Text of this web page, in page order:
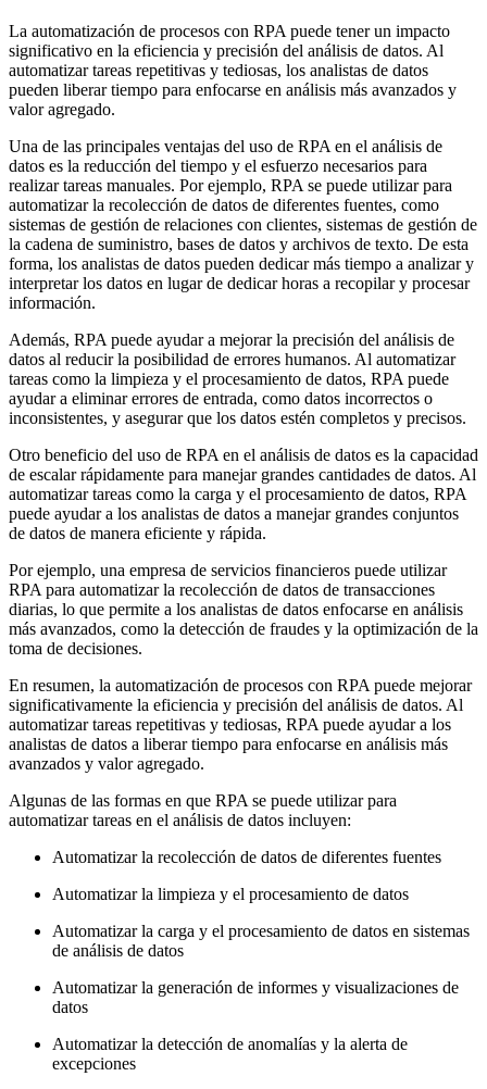
La automatización de procesos con RPA puede tener un impacto
significativo en la eficiencia y precisión del análisis de datos. Al
automatizar tareas repetitivas y tediosas, los analistas de datos
pueden liberar tiempo para enfocarse en análisis más avanzados y
valor agregado.
Una de las principales ventajas del uso de RPA en el análisis de
datos es la reducción del tiempo y el esfuerzo necesarios para
realizar tareas manuales. Por ejemplo, RPA se puede utilizar para
automatizar la recolección de datos de diferentes fuentes, como
sistemas de gestión de relaciones con clientes, sistemas de gestión de
la cadena de suministro, bases de datos y archivos de texto. De esta
forma, los analistas de datos pueden dedicar más tiempo a analizar y
interpretar los datos en lugar de dedicar horas a recopilar y procesar
información.
Además, RPA puede ayudar a mejorar la precisión del análisis de
datos al reducir la posibilidad de errores humanos. Al automatizar
tareas como la limpieza y el procesamiento de datos, RPA puede
ayudar a eliminar errores de entrada, como datos incorrectos o
inconsistentes, y asegurar que los datos estén completos y precisos.
Otro beneficio del uso de RPA en el análisis de datos es la capacidad
de escalar rápidamente para manejar grandes cantidades de datos. Al
automatizar tareas como la carga y el procesamiento de datos, RPA
puede ayudar a los analistas de datos a manejar grandes conjuntos
de datos de manera eficiente y rápida.
Por ejemplo, una empresa de servicios financieros puede utilizar
RPA para automatizar la recolección de datos de transacciones
diarias, lo que permite a los analistas de datos enfocarse en análisis
más avanzados, como la detección de fraudes y la optimización de la
toma de decisiones.
En resumen, la automatización de procesos con RPA puede mejorar
significativamente la eficiencia y precisión del análisis de datos. Al
automatizar tareas repetitivas y tediosas, RPA puede ayudar a los
analistas de datos a liberar tiempo para enfocarse en análisis más
avanzados y valor agregado.
Algunas de las formas en que RPA se puede utilizar para
automatizar tareas en el análisis de datos incluyen:
Automatizar la recolección de datos de diferentes fuentes
Automatizar la limpieza y el procesamiento de datos
Automatizar la carga y el procesamiento de datos en sistemas
de análisis de datos
Automatizar la generación de informes y visualizaciones de
datos
Automatizar la detección de anomalías y la alerta de
excepciones